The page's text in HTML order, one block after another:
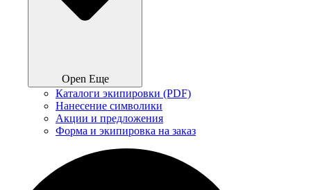
Open Еще
Каталоги экипировки (PDF)
Нанесение символики
Акции и предложения
Форма и экипировка на заказ